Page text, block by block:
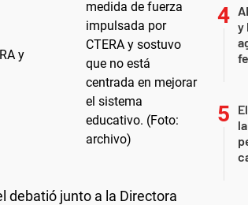
y
debatió junto a la Directora
y